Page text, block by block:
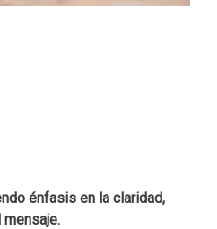
énfasis en la claridad,